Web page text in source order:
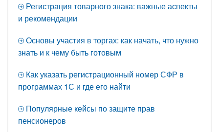
Регистрация товарного знака: важные аспекты
и рекомендации
Основы участия в торгах: как начать, что нужно
знать и к чему быть готовым
Как указать регистрационный номер СФР в
программах 1С и где его найти
Популярные кейсы по защите прав
пенсионеров